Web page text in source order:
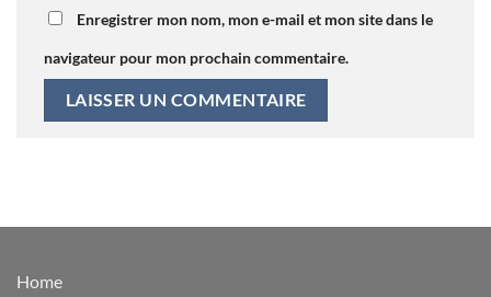
Enregistrer mon nom, mon e-mail et mon site dans le
navigateur pour mon prochain commentaire.
Home